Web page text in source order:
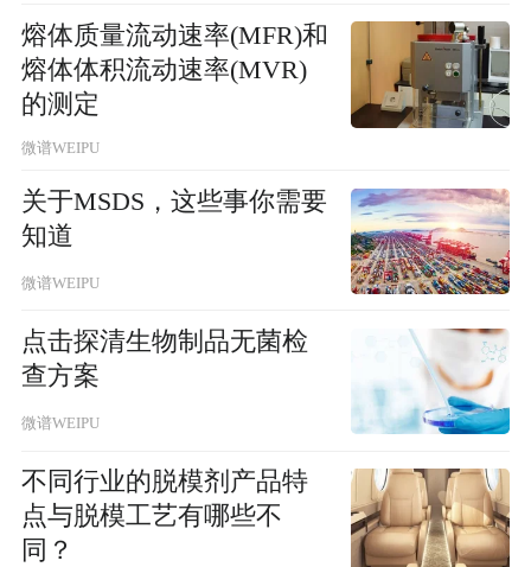
熔体质量流动速率(MFR)和
熔体体积流动速率(MVR)
的测定
微谱WEIPU
关于MSDS，这些事你需要
知道
微谱WEIPU
点击探清生物制品无菌检
查方案
微谱WEIPU
不同行业的脱模剂产品特
点与脱模工艺有哪些不
同？